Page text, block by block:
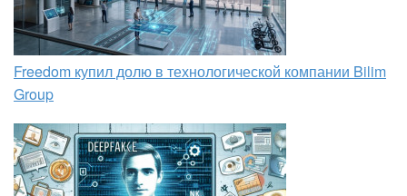
Freedom купил долю в технологической компании Bilim
Group